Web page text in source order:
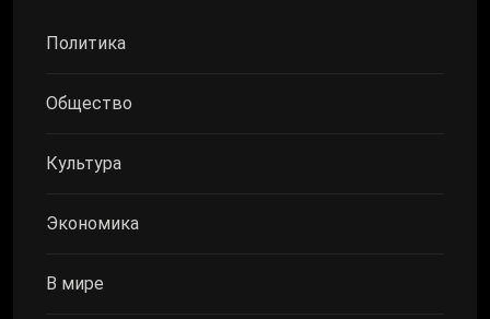
Политика
Общество
Культура
Экономика
В мире